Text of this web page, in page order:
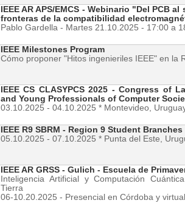
IEEE AR APS/EMCS - Webinario "Del PCB
fronteras de la compatibilidad
Pablo Gardella - Martes 21.10.2025 - 17:00 a
IEEE Milestones Program
Cómo proponer "Hitos ingenieriles IEEE" en la
IEEE CS CLASYPCS 2025 - Congress of
and Young Professionals of Computer
03.10.2025 - 04.10.2025 * Montevideo,
IEEE R9 SBRM - Region 9 Student
05.10.2025 - 07.10.2025 * Punta del Este,
IEEE AR GRSS - Gulich - Escuela de
Inteligencia Artificial y Computación
Tierra
06-10.20.2025 - Presencial en Córdoba y virtual